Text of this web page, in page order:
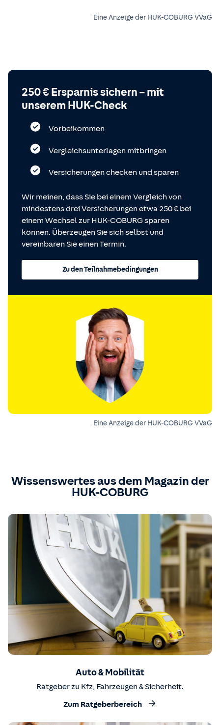
Eine Anzeige der HUK-COBURG VVaG
250 € Ersparnis sichern – mit
unserem HUK-Check
Vorbeikommen
Vergleichsunterlagen mitbringen
Versicherungen checken und sparen
Wir meinen, dass Sie bei einem Vergleich von
mindestens drei Versicherungen etwa 250 € bei
einem Wechsel zur HUK-COBURG sparen
können. Überzeugen Sie sich selbst und
vereinbaren Sie einen Termin.
Zu den Teilnahmebedingungen
Eine Anzeige der HUK-COBURG VVaG
Wissenswertes aus dem Magazin der
HUK-COBURG
Auto & Mobilität
Ratgeber zu Kfz, Fahrzeugen & Sicherheit.
Zum Ratgeberbereich